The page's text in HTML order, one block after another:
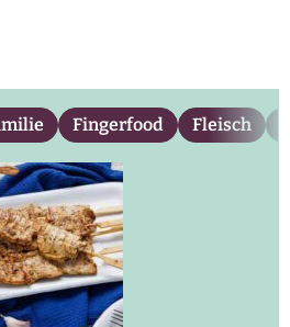
Fingerfood Fleisch